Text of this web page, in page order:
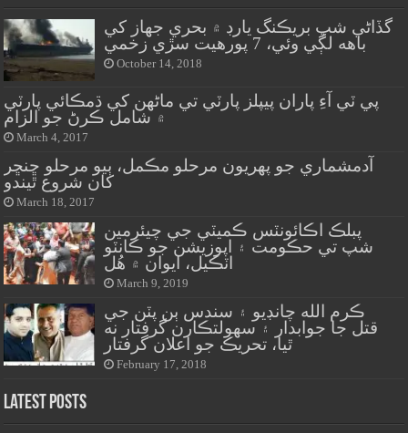
گڏاڻي شپ بريڪنگ يارڊ ۾ بحري جهاز کي
باهه لڳي وئي، 7 پورهيت سڙي زخمي
October 14, 2018
پي ٽي آءِ پاران پيپلز پارٽي تي ماڻهن کي ڌمڪائي پارٽي
۾ شامل ڪرڻ جو الزام
March 4, 2017
آدمشماري جو پهريون مرحلو مڪمل، ٻيو مرحلو ڇنڇر
کان شروع ٿيندو
March 18, 2017
پبلڪ اڪائونٽس ڪميٽي جي چيئرمين
شپ تي حڪومت ۽ اپوزيشن جو ڪانٽو
اٽڪيل، ايوان ۾ هُل
March 9, 2019
ڪرم الله چانڊيو ۽ سندس ٻن پٽن جي
قتل جا جوابدار ۽ سهولتڪارن گرفتار نه
ٿيا، تحريڪ جو اعلان گرفتار
February 17, 2018
Latest Posts